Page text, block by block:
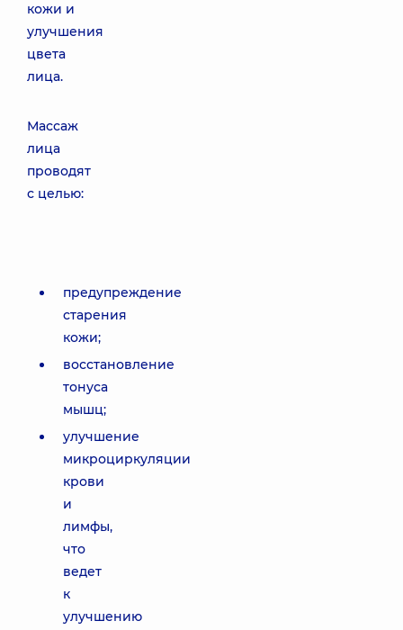
кожи и
улучшения
цвета
лица.
Массаж
лица
проводят
с целью:
предупреждение
старения
кожи;
восстановление
тонуса
мышц;
улучшение
микроциркуляции
крови
и
лимфы,
что
ведет
к
улучшению